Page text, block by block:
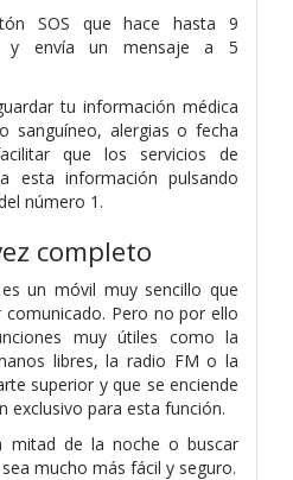
SOS que hace hasta 9
y envía un mensaje a 5
tu información médica
sanguíneo, alergias o fecha
que los servicios de
esta información pulsando
número 1.
completo
es un móvil muy sencillo que
Pero no por ello
muy útiles como la
libres, la radio FM o la
superior y que se enciende
exclusivo para esta función.
mitad de la noche o buscar
mucho más fácil y seguro.